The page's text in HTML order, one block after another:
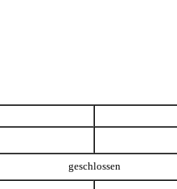
geschlossen